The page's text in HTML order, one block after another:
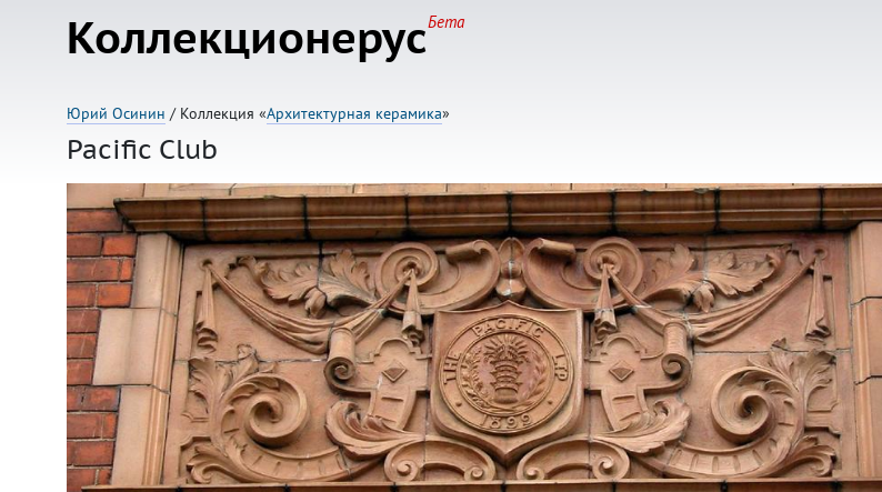
КоллекционерусБета
Юрий Осинин / Коллекция «Архитектурная керамика»
Pacific Club